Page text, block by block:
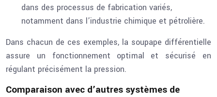
dans des processus de fabrication variés,
notamment dans l’industrie chimique et pétrolière.
Dans chacun de ces exemples, la soupape différentielle
assure un fonctionnement optimal et sécurisé en
régulant précisément la pression.
Comparaison avec d’autres systèmes de